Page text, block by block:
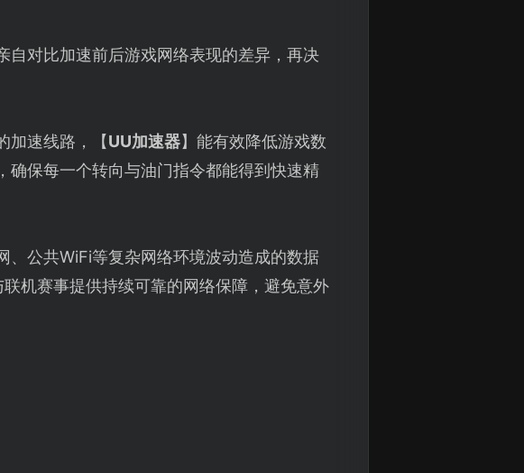
自对比加速前后游戏网络表现的差异，再决
加速线路，【UU加速器】能有效降低游戏数
确保每一个转向与油门指令都能得到快速精
、公共WiFi等复杂网络环境波动造成的数据
机赛事提供持续可靠的网络保障，避免意外